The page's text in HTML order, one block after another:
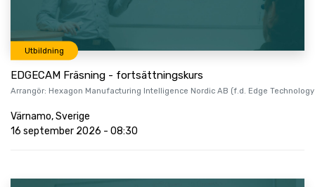
Utbildning
EDGECAM Fräsning - fortsättningskurs
Arrangör: Hexagon Manufacturing Intelligence Nordic AB (f.d. Edge
Värnamo,Sverige
16 september 2026 - 08:30